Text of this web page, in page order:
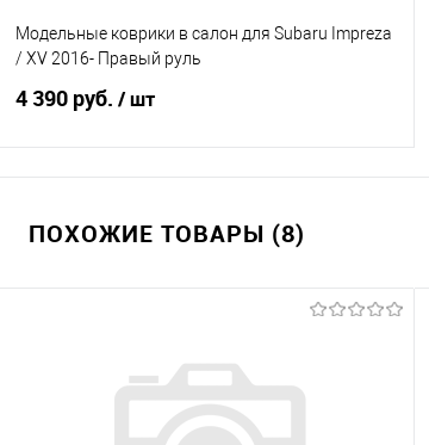
Модельные коврики в салон для Subaru Impreza
/ XV 2016- Правый руль
4 390 руб. / шт
Под заказ
ПОХОЖИЕ ТОВАРЫ (8)